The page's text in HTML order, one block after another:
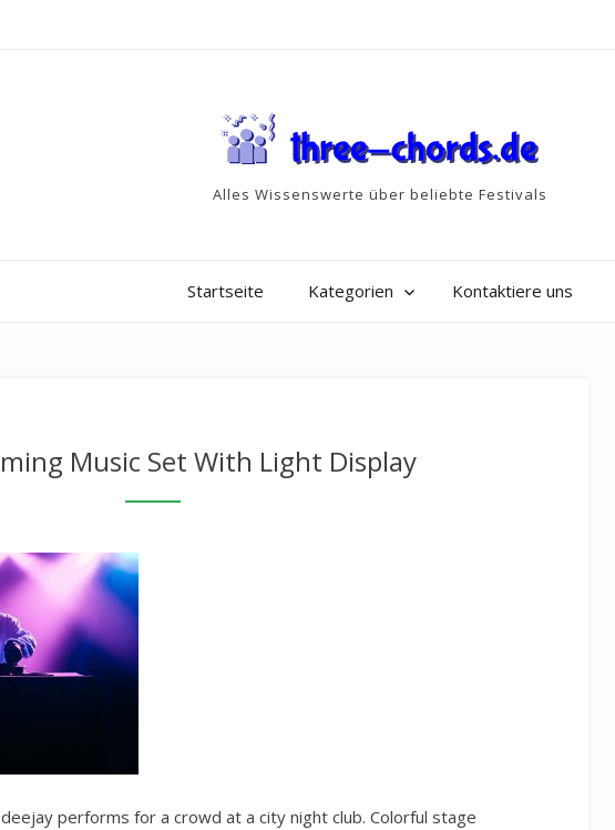
Alles Wissenswerte über beliebte Festivals
Startseite Kategorien Kontaktiere uns
Music Set With Light Display
performs for a crowd at a city night club. Colorful stage